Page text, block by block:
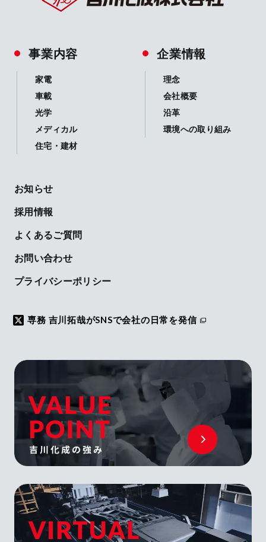
事業内容
家電
車載
光学
メディカル
住宅・建材
企業情報
理念
会社概要
沿革
環境への取り組み
お知らせ
採用情報
よくあるご質問
お問い合わせ
プライバシーポリシー
専務 吉川拓哉がSNSで会社の日常を発信